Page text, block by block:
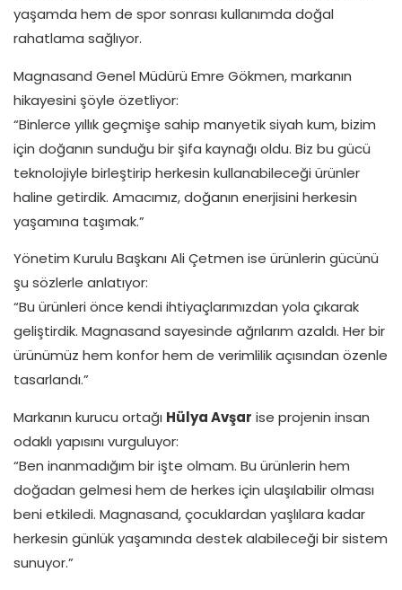
yaşamda hem de spor sonrası kullanımda doğal
rahatlama sağlıyor.
Magnasand Genel Müdürü Emre Gökmen, markanın
hikayesini şöyle özetliyor:
“Binlerce yıllık geçmişe sahip manyetik siyah kum, bizim
için doğanın sunduğu bir şifa kaynağı oldu. Biz bu gücü
teknolojiyle birleştirip herkesin kullanabileceği ürünler
haline getirdik. Amacımız, doğanın enerjisini herkesin
yaşamına taşımak.”
Yönetim Kurulu Başkanı Ali Çetmen ise ürünlerin gücünü
şu sözlerle anlatıyor:
“Bu ürünleri önce kendi ihtiyaçlarımızdan yola çıkarak
geliştirdik. Magnasand sayesinde ağrılarım azaldı. Her bir
ürünümüz hem konfor hem de verimlilik açısından özenle
tasarlandı.”
Markanın kurucu ortağı Hülya Avşar ise projenin insan
odaklı yapısını vurguluyor:
“Ben inanmadığım bir işte olmam. Bu ürünlerin hem
doğadan gelmesi hem de herkes için ulaşılabilir olması
beni etkiledi. Magnasand, çocuklardan yaşlılara kadar
herkesin günlük yaşamında destek alabileceği bir sistem
sunuyor.”